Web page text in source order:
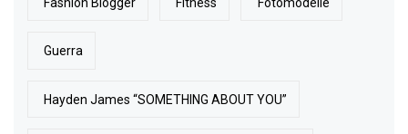
Guerra
Hayden James “SOMETHING ABOUT YOU”